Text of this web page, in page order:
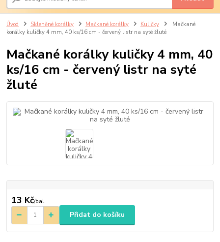
Úvod Skleněné korálky Mačkané korálky Kuličky
Mačkané
korálky kuličky 4 mm, 40 ks/16 cm - červený listr na syté žluté
Mačkané korálky kuličky 4 mm, 40
ks/16 cm - červený listr na syté
žluté
13 Kč/bal.
Přidat do košíku